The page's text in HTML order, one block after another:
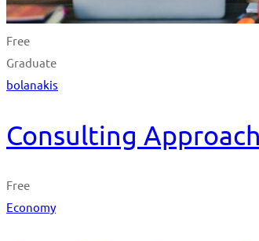
Free
Graduate
bolanakis
Consulting
Free
Economy